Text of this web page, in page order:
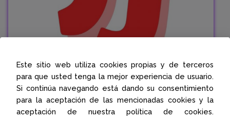
Este sitio web utiliza cookies propias y de terceros
para que usted tenga la mejor experiencia de usuario.
Si continúa navegando está dando su consentimiento
para la aceptación de las mencionadas cookies y la
aceptación de nuestra política de cookies.